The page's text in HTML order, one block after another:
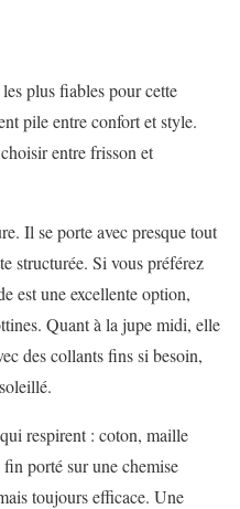
plus fiables pour cette
pile entre confort et style.
entre frisson et
Il se porte avec presque tout
structurée. Si vous préférez
est une excellente option,
Quant à la jupe midi, elle
des collants fins si besoin,
respirent : coton, maille
porté sur une chemise
toujours efficace. Une